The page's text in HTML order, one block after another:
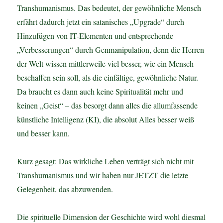
Transhumanismus. Das bedeutet, der gewöhnliche Mensch
erfährt dadurch jetzt ein satanisches „Upgrade“ durch
Hinzufügen von IT-Elementen und entsprechende
„Verbesserungen“ durch Genmanipulation, denn die Herren
der Welt wissen mittlerweile viel besser, wie ein Mensch
beschaffen sein soll, als die einfältige, gewöhnliche Natur.
Da braucht es dann auch keine Spiritualität mehr und
keinen „Geist“ – das besorgt dann alles die allumfassende
künstliche Intelligenz (KI), die absolut Alles besser weiß
und besser kann.
Kurz gesagt: Das wirkliche Leben verträgt sich nicht mit
Transhumanismus und wir haben nur JETZT die letzte
Gelegenheit, das abzuwenden.
Die spirituelle Dimension der Geschichte wird wohl diesmal